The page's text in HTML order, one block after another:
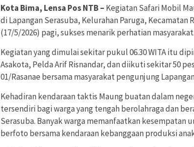
Kota Bima, Lensa Pos NTB – Kegiatan Safari Mobil
di Lapangan Serasuba, Kelurahan Paruga, Kecamatan
(17/5/2026) pagi, sukses menarik perhatian masyarakat.
Kegiatan yang dimulai sekitar pukul 06.30 WITA itu
Asakota, Pelda Arif Risnandar, dan diikuti sekitar 50
01/Rasanae bersama masyarakat pengunjung
Kehadiran kendaraan taktis Maung buatan dalam
tersendiri bagi warga yang tengah berolahraga dan
Serasuba. Banyak warga memanfaatkan kesempatan
berfoto bersama kendaraan kebanggaan produksi